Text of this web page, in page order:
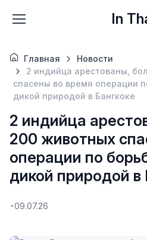
In
Главная
Новости
2 индийца арестованы,
спасены во время операции
дикой природой в Бангкоке
2 индийца
200 животных
операции по
дикой природой в
09.07.26